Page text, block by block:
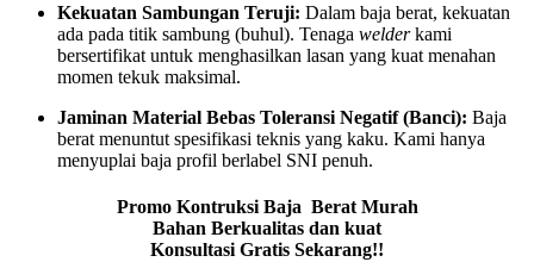
Kekuatan Sambungan Teruji: Dalam baja berat, kekuatan
ada pada titik sambung (buhul). Tenaga welderkami
bersertifikat untuk menghasilkan lasan yang kuat menahan
momen tekuk maksimal.
Jaminan Material Bebas Toleransi Negatif (Banci): Baja
berat menuntut spesifikasi teknis yang kaku. Kami hanya
menyuplai baja profil berlabel SNI penuh.
Promo Kontruksi Baja Berat Murah
Bahan Berkualitas dan kuat
Konsultasi Gratis Sekarang!!